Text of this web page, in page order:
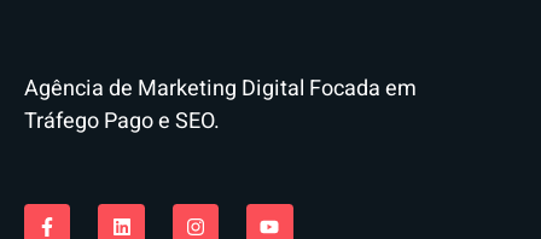
Agência de Marketing Digital Focada em
Tráfego Pago e SEO.